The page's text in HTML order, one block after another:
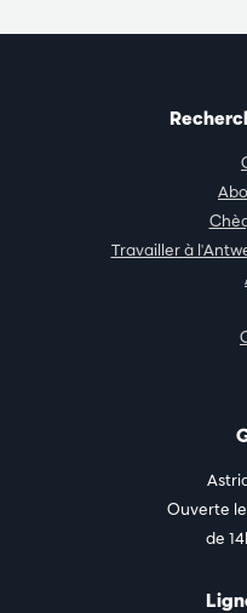
Travailler à
Ouverte
de